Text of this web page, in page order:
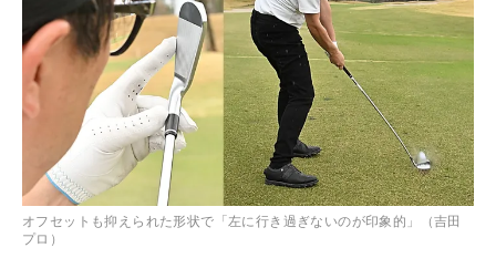
オフセットも抑えられた形状で「左に行き過ぎないのが印象的」（吉田
プロ）